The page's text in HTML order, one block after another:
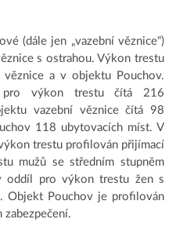
(dále jen „vazební věznice“)
s ostrahou. Výkon trestu
a v objektu Pouchov.
pro výkon trestu čítá 216
vazební věznice čítá 98
118 ubytovacích míst. V
trestu profilován přijímací
mužů se středním stupněm
oddíl pro výkon trestu žen s
Objekt Pouchov je profilován